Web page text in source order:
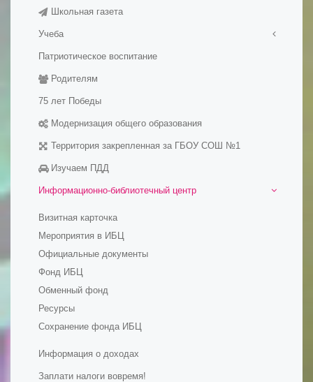
История школы
Школьная газета
Учеба
Медалисты
Электронные образовательные ресуры
Методические разработки уроков
Патриотическое воспитание
Родителям
75 лет Победы
Модернизация общего образования
Территория закрепленная за ГБОУ СОШ №1
Изучаем ПДД
Информационно-библиотечный центр
Визитная карточка
Мероприятия в ИБЦ
Официальные документы
Фонд ИБЦ
Обменный фонд
Ресурсы
Сохранение фонда ИБЦ
Информация о доходах
Заплати налоги вовремя!